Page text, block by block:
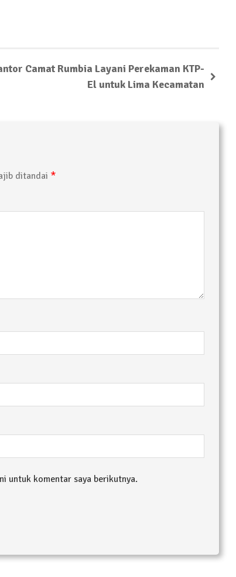
Camat Rumbia Layani Perekaman KTP-
El untuk Lima Kecamatan
ditandai *
untuk komentar saya berikutnya.